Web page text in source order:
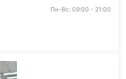
Пн-Вс: 09:00 - 21:00